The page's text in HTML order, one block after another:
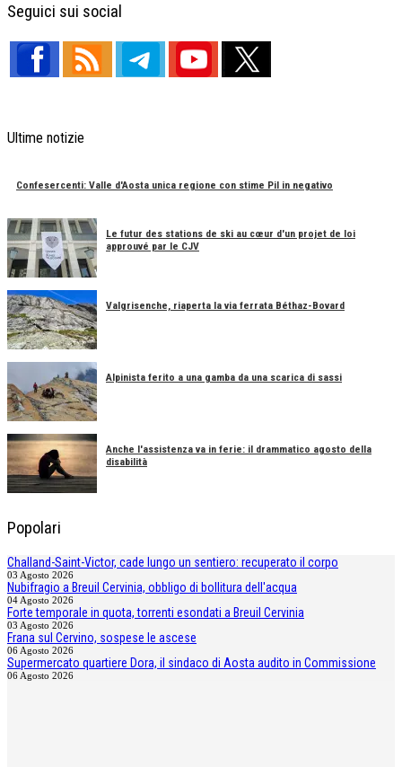
Seguici sui social
Ultime notizie
Confesercenti: Valle d'Aosta unica regione con stime Pil in negativo
Le futur des stations de ski au cœur d'un projet de loi
approuvé par le CJV
Valgrisenche, riaperta la via ferrata Béthaz-Bovard
Alpinista ferito a una gamba da una scarica di sassi
Anche l'assistenza va in ferie: il drammatico agosto della
disabilità
Popolari
Challand-Saint-Victor, cade lungo un sentiero: recuperato il corpo
03 Agosto 2026
Nubifragio a Breuil Cervinia, obbligo di bollitura dell'acqua
04 Agosto 2026
Forte temporale in quota, torrenti esondati a Breuil Cervinia
03 Agosto 2026
Frana sul Cervino, sospese le ascese
06 Agosto 2026
Supermercato quartiere Dora, il sindaco di Aosta audito in Commissione
06 Agosto 2026